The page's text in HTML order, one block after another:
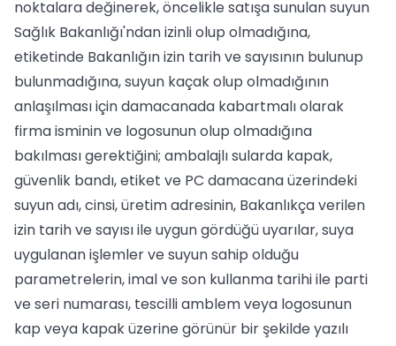
noktalara değinerek, öncelikle satışa sunulan suyun
Sağlık Bakanlığı'ndan izinli olup olmadığına,
etiketinde Bakanlığın izin tarih ve sayısının bulunup
bulunmadığına, suyun kaçak olup olmadığının
anlaşılması için damacanada kabartmalı olarak
firma isminin ve logosunun olup olmadığına
bakılması gerektiğini; ambalajlı sularda kapak,
güvenlik bandı, etiket ve PC damacana üzerindeki
suyun adı, cinsi, üretim adresinin, Bakanlıkça verilen
izin tarih ve sayısı ile uygun gördüğü uyarılar, suya
uygulanan işlemler ve suyun sahip olduğu
parametrelerin, imal ve son kullanma tarihi ile parti
ve seri numarası, tescilli amblem veya logosunun
kap veya kapak üzerine görünür bir şekilde yazılı